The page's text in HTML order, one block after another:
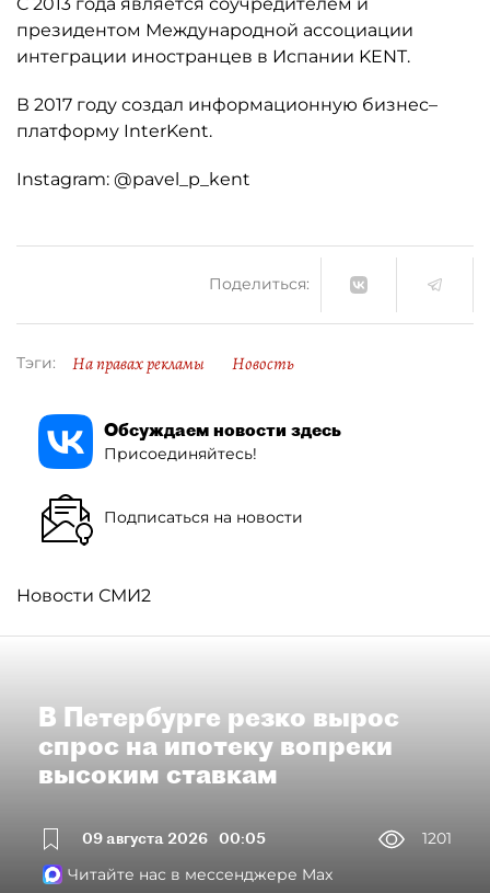
президентом Международной ассоциации
интеграции иностранцев в Испании KENT.
В 2017 году создал информационную бизнес–
платформу InterKent.
Instagram: @pavel_p_kent
Поделиться:
Тэги: На правах рекламы Новость
Обсуждаем новости здесь
Присоединяйтесь!
Подписаться на новости
Новости СМИ2
В Петербурге резко вырос
спрос на ипотеку вопреки
высоким ставкам
09 августа 2026 00:05
1201
Читайте нас в мессенджере Max